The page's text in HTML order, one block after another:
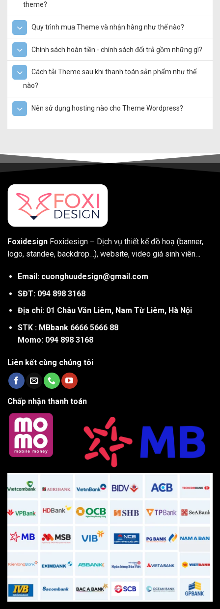
theme?
Quy trình mua Theme và nhận hàng như thế nào?
Chính sách hoàn tiền - chính sách đổi trả gồm những gì?
Cách tải Theme sau khi thanh toán sản phẩm như thế
nào?
Nên sử dụng hosting nào cho Theme Wordpress?
Foxidesign Foxidesign – Dịch vụ thiết kế đồ hoạ (banner,
logo, standee, backdrop…), website, video giá sinh viên…
Email: cuonghuudesign@gmail.com
SĐT: 094 898 3168
Địa chỉ: 01 Châu Văn Liêm, Nam Từ Liêm, Hà Nội
STK : MBbank 6666 5666 88
Momo: 094 898 3168
Liên kết cùng chúng tôi
Chấp nhận thanh toán